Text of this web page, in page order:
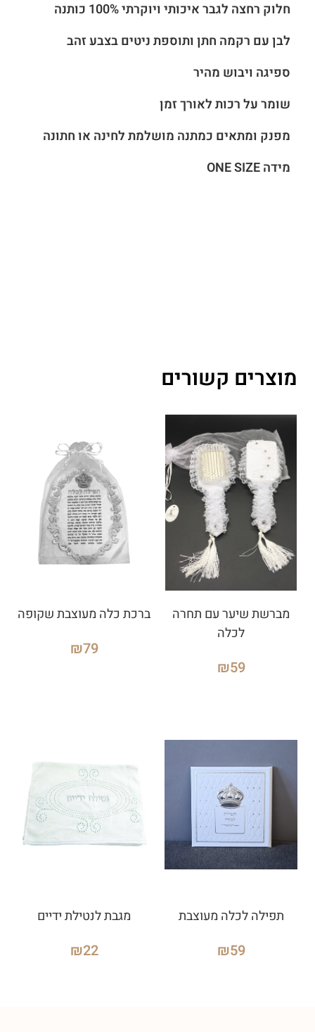
חלוק רחצה לגבר איכותי ויוקרתי 100% כותנה
לבן עם רקמה חתן ותוספת ניטים בצבע זהב
ספיגה ויבוש מהיר
שומר על רכות לאורך זמן
מפנק ומתאים כמתנה מושלמת לחינה או חתונה
מידה ONE SIZE
מוצרים קשורים
מברשת שיער עם תחרה
לכלה
₪59
ברכת כלה מעוצבת שקופה
₪79
תפילה לכלה מעוצבת
₪59
מגבת לנטילת ידיים
₪22